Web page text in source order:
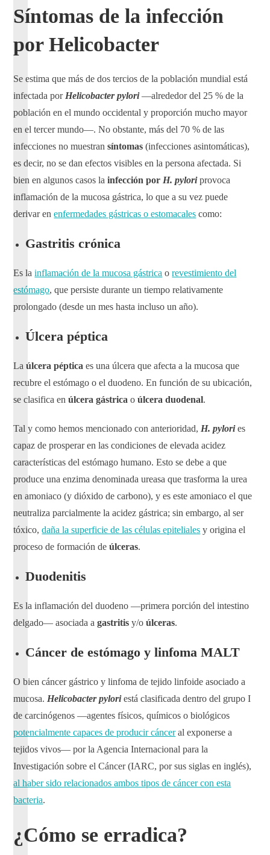
Síntomas de la infección
por Helicobacter
Se estima que más de dos tercios de la población mundial está
infectada por Helicobacter pylori—alrededor del 25 % de la
población en el mundo occidental y proporción mucho mayor
en el tercer mundo—. No obstante, más del 70 % de las
infecciones no muestransíntomas (infecciones asintomáticas),
es decir, no se dan efectos visibles en la persona afectada. Si
bien en algunos casos lainfección por H. pyloriprovoca
inflamación de la mucosa gástrica, lo que a su vez puede
derivar enenfermedades gástricas o estomacales como:
Gastritis crónica
Es lainflamación de la mucosa gástrica orevestimiento del
estómago, que persiste durante un tiempo relativamente
prolongado (desde un mes hasta incluso un año).
Úlcera péptica
Laúlcera péptica es una úlcera que afecta a la mucosa que
recubre el estómago o el duodeno. En función de su ubicación,
se clasifica enúlcera gástrica oúlcera duodenal.
Tal y como hemos mencionado con anterioridad, H. pylories
capaz de prosperar en las condiciones de elevada acidez
características del estómago humano. Esto se debe a que
produce una enzima denominada ureasa que trasforma la urea
en amoniaco (y dióxido de carbono), y es este amoniaco el que
neutraliza parcialmente la acidez gástrica; sin embargo, al ser
tóxico,daña la superficie de las células epiteliales y origina el
proceso de formación deúlceras.
Duodenitis
Es la inflamación del duodeno —primera porción del intestino
delgado— asociada agastritis y/oúlceras.
Cáncer de estómago y linfoma MALT
O bien cáncer gástrico y linfoma de tejido linfoide asociado a
mucosa. Helicobacter pyloriestá clasificada dentro del grupo I
de carcinógenos —agentes físicos, químicos o biológicos
potencialmente capaces de producir cánceral exponerse a
tejidos vivos— por la Agencia Internacional para la
Investigación sobre el Cáncer (IARC, por sus siglas en inglés),
al haber sido relacionados ambos tipos de cáncer con esta
bacteria.
¿Cómo se erradica?